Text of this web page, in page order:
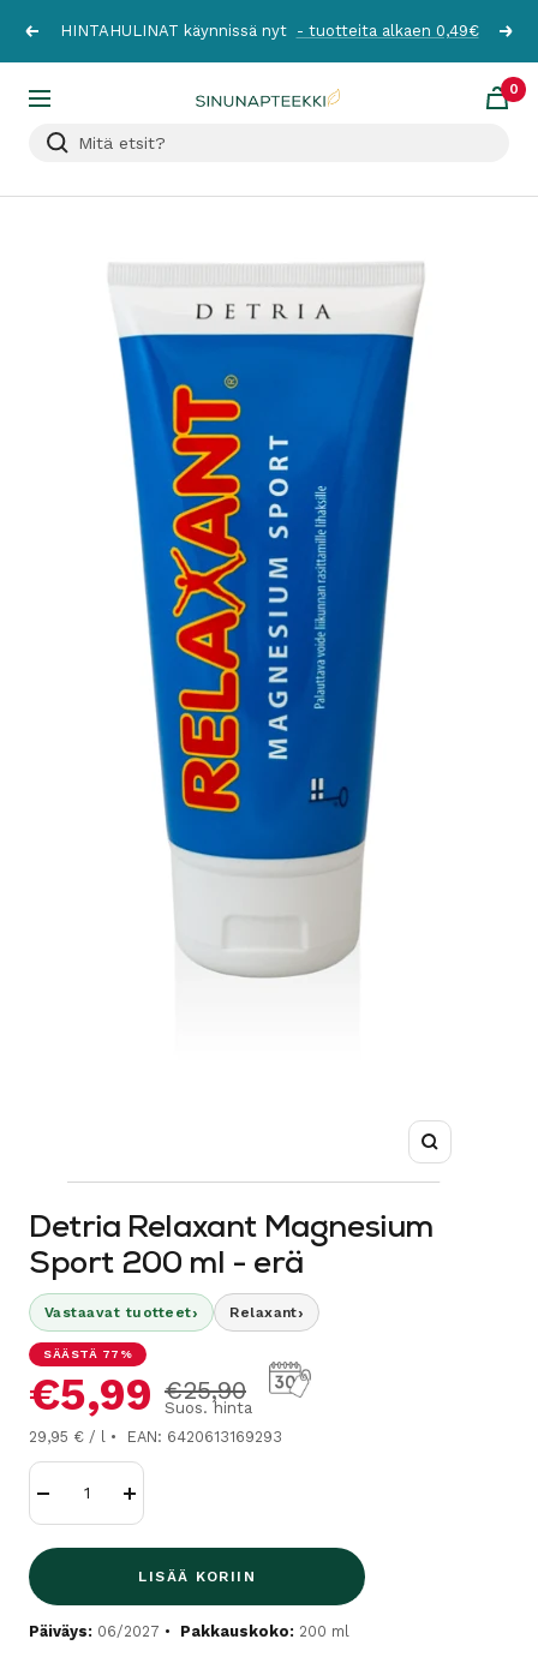
sisältöön
EdellinenHINTAHULINAT käynnissä nyt - tuotteita alkaen 0,49€
Navigaatio Sinunapteekki.fi
0
Suurenna
Detria Relaxant Magnesium
Sport 200 ml - erä
Vastaavat tuotteet› Relaxant›
SÄÄSTÄ 77%
Alennushinta
€5,99 Normaalihinta
€25,90
Suos. hinta
29,95 € / l EAN: 6420613169293
Lisää
LISÄÄ KORIIN
Päiväys: 06/2027 Pakkauskoko: 200 ml